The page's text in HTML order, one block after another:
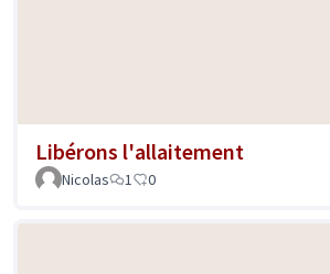
Libérons l'allaitement
Nicolas
1 0